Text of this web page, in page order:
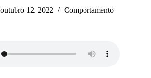
outubro 12, 2022 Comportamento